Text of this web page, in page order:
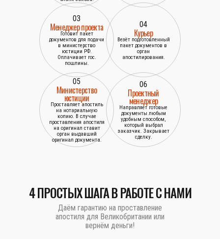
03
Менеджер проекта
Готовит пакет
документов для подачи
в министерство
юстиции РФ.
Оплачивает гос.
пошлины.
04
Курьер
Везёт подготовленный
пакет документов в
орган
апостилирования.
05
Министерство
юстиции
Проставляет апостиль
на нотариальную
копию. В случае
проставления апостиля
на оригинал ставит
орган выдавший
оригинал документа.
06
Проектный
менеджер
Направляет готовые
документы любым
удобным способом,
который выбрал
заказчик. Закрывает
сделку.
4 ПРОСТЫХ ШАГА В РАБОТЕ С НАМИ
Даём гарантию на проставление
апостиля для Великобритании или
вернём деньги!